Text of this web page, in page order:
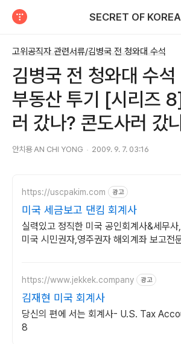
SECRET OF KOREA
고위공직자 관련서류/김병국 전 청와대 수석
김병국 전 청와대 수
부동산 투기 [시리즈
러 갔나? 콘도사러 갔
안치용 AN CHI YONG 2009. 9. 7. 03:16
https://uscpakim.com 광고
미국 세금보고 댄킴 회계사
실력있고 정직한 미국 공인회계사&세무사,
미국 시민권자,영주권자 해외계좌 보고전
https://www.jekkek.company 광고
김재현 미국 회계사
당신의 편에 서는 회계사- U.S. Tax
8